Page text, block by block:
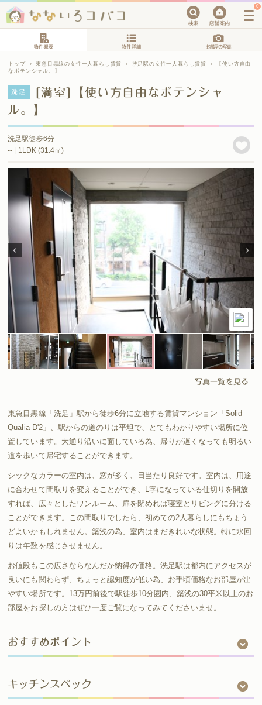
0
トップ › 東急目黒線の女性一人暮らし賃貸 › 洗足駅の女性一人暮らし賃貸 ›
【使い方自由
なポテンシャル。】
洗足
[満室]【使い方自由なポテンシャ
ル。】
洗足駅徒歩6分
-- | 1LDK (31.4㎡)
写真一覧を見る
東急目黒線「洗足」駅から徒歩6分に立地する賃貸マンション「Solid
Qualia D'2」、駅からの道のりは平坦で、とてもわかりやすい場所に位
置しています。大通り沿いに面している為、帰りが遅くなっても明るい
道を歩いて帰宅することができます。
シックなカラーの室内は、窓が多く、日当たり良好です。室内は、用途
に合わせて間取りを変えることができ、L字になっている仕切りを開放
すれば、広々としたワンルーム、扉を閉めれば寝室とリビングに分ける
ことができます。この間取りでしたら、初めての2人暮らしにもちょう
どよいかもしれません。築浅の為、室内はまだきれいな状態。特に水回
りは年数を感じさせません。
お値段もこの広さならなんだか納得の価格。洗足駅は都内にアクセスが
良いにも関わらず、ちょっと認知度が低い為、お手頃価格なお部屋が出
やすい場所です。13万円前後で駅徒歩10分圏内、築浅の30平米以上のお
部屋をお探しの方はぜひ一度ご覧になってみてくださいませ。
おすすめポイント
キッチンスペック